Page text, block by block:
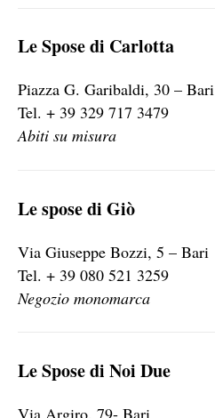
Le Spose di Carlotta
Piazza G. Garibaldi, 30 – Bari
Tel. + 39 329 717 3479
Abiti su misura
Le spose di Giò
Via Giuseppe Bozzi, 5 – Bari
Tel. + 39 080 521 3259
Negozio monomarca
Le Spose di Noi Due
Via Argiro, 79- Bari